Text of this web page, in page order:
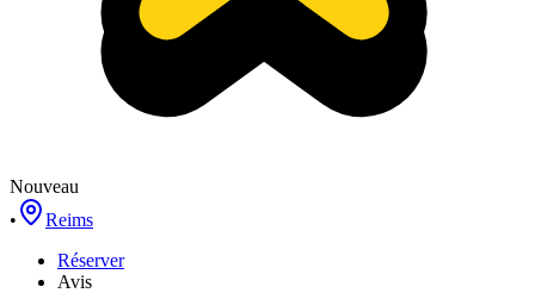
Nouveau
•
Reims
Réserver
Avis